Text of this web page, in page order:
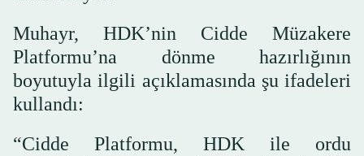
Muhayr, HDK’nin Cidde Müzakere
Platformu’na dönme hazırlığının
boyutuyla ilgili açıklamasında şu ifadeleri
kullandı:
“Cidde Platformu, HDK ile ordu